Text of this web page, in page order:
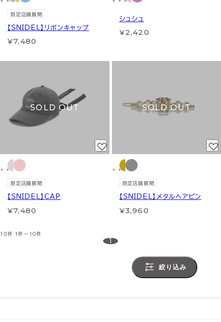
限定店舗展開
【SNIDEL】リボンキャップ
¥7,480
シュシュ
¥2,420
SOLD OUT
限定店舗展開
【SNIDEL】CAP
¥7,480
SOLD OUT
限定店舗展開
【SNIDEL】メタルヘアピン
¥3,960
10件 1件～10件
1
絞り込み